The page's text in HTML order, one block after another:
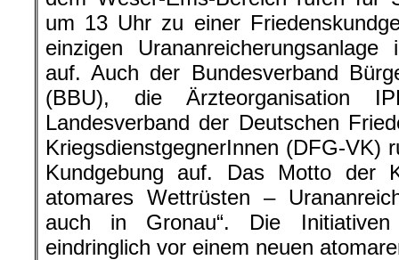
um 13 Uhr zu einer
einzigen
auf. Auch der Bundesverband
(BBU), die Ärzteorganisation
Landesverband der Deutschen
KriegsdienstgegnerInnen (DFG-VK)
Kundgebung auf. Das Motto der
atomares Wettrüsten –
auch in Gronau“. Die
eindringlich vor einem neuen